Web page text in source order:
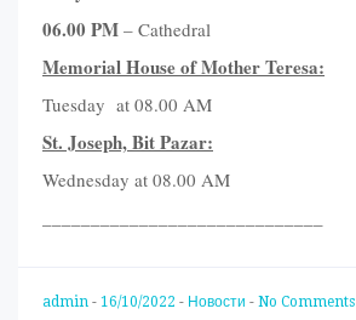
06.00 PM – Cathedral
Memorial House of Mother Teresa:
Tuesday at 08.00 AM
St. Joseph, Bit Pazar:
Wednesday at 08.00 AM
admin - 16/10/2022 - Новости - No Comments